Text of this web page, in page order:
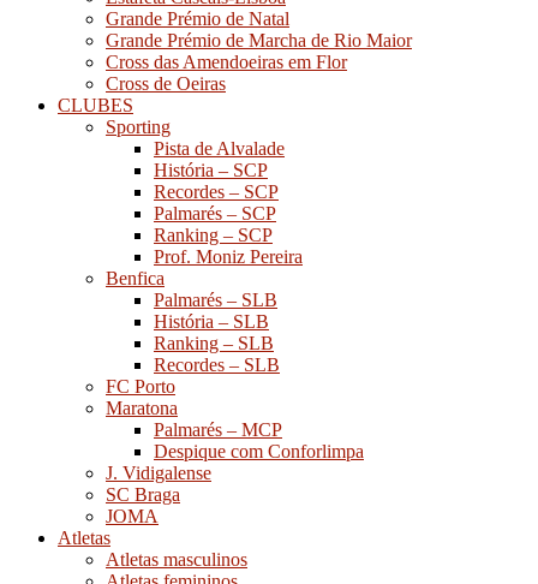
Grande Prémio de Natal
Grande Prémio de Marcha de Rio Maior
Cross das Amendoeiras em Flor
Cross de Oeiras
CLUBES
Sporting
Pista de Alvalade
História – SCP
Recordes – SCP
Palmarés – SCP
Ranking – SCP
Prof. Moniz Pereira
Benfica
Palmarés – SLB
História – SLB
Ranking – SLB
Recordes – SLB
FC Porto
Maratona
Palmarés – MCP
Despique com Conforlimpa
J. Vidigalense
SC Braga
JOMA
Atletas
Atletas masculinos